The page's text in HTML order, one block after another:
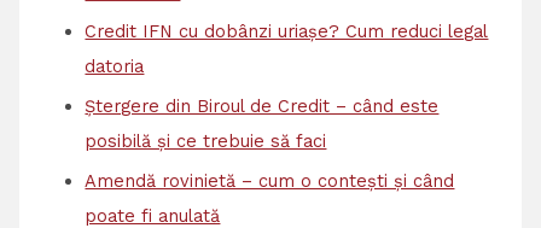
Credit IFN cu dobânzi uriașe? Cum reduci legal
datoria
Ștergere din Biroul de Credit – când este
posibilă și ce trebuie să faci
Amendă rovinietă – cum o contești și când
poate fi anulată